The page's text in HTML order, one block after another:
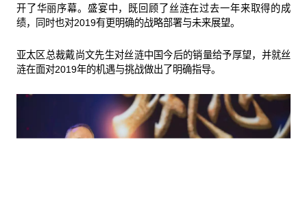
开了华丽序幕。盛宴中，既回顾了丝涟在过去一年来取得的成
绩，同时也对2019有更明确的战略部署与未来展望。
亚太区总裁戴尚文先生对丝涟中国今后的销量给予厚望，并就丝
涟在面对2019年的机遇与挑战做出了明确指导。